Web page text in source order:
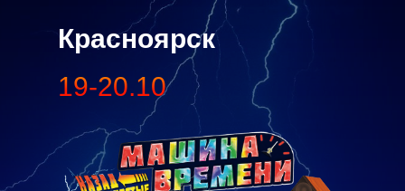
Красноярск
19-20.10